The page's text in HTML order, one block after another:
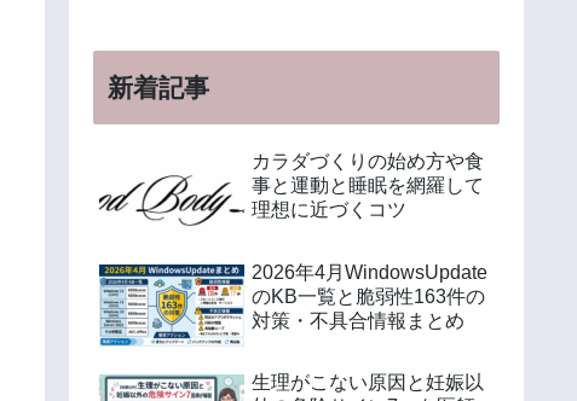
新着記事
カラダづくりの始め方や食
事と運動と睡眠を網羅して
理想に近づくコツ
2026年4月WindowsUpdate
のKB一覧と脆弱性163件の
対策・不具合情報まとめ
生理がこない原因と妊娠以